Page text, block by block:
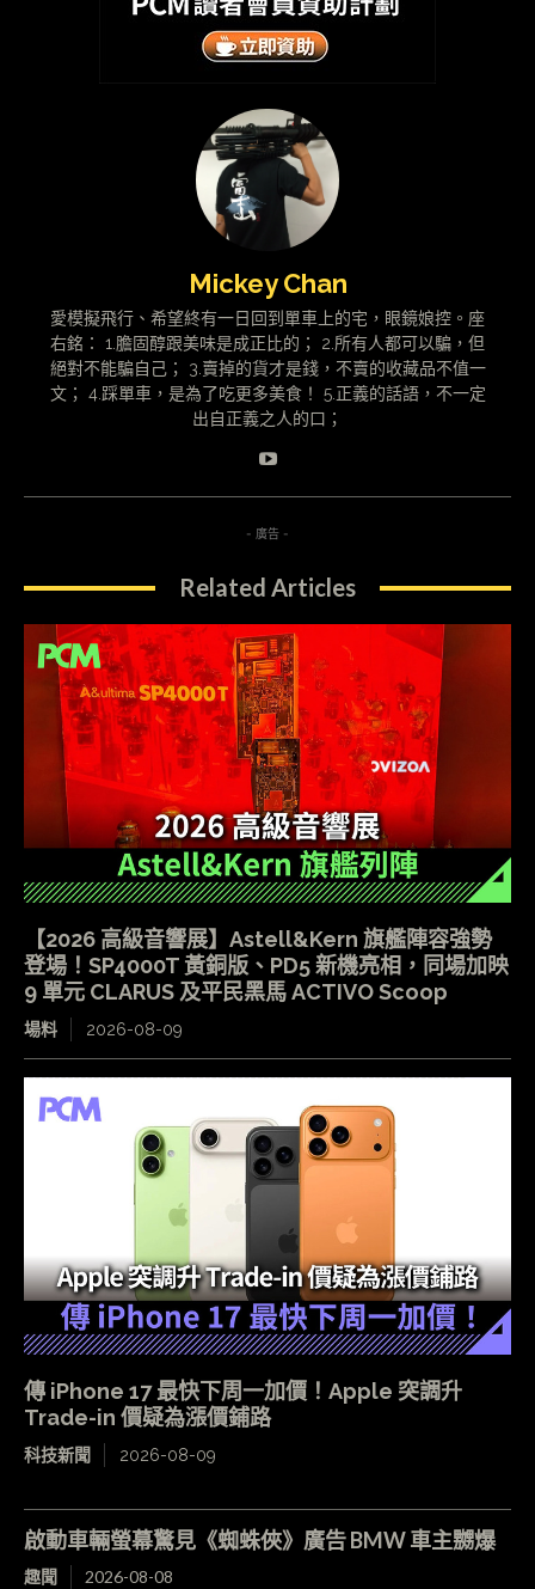
Mickey Chan
愛模擬飛行、希望終有一日回到單車上的宅，眼鏡娘控。座
右銘： 1.膽固醇跟美味是成正比的； 2.所有人都可以騙，但
絕對不能騙自己； 3.賣掉的貨才是錢，不賣的收藏品不值一
文； 4.踩單車，是為了吃更多美食！ 5.正義的話語，不一定
出自正義之人的口；
- 廣告 -
Related Articles
【2026 高級音響展】Astell&Kern 旗艦陣容強勢
登場！SP4000T 黃銅版、PD5 新機亮相，同場加映
9 單元 CLARUS 及平民黑馬 ACTIVO Scoop
場料 2026-08-09
傳 iPhone 17 最快下周一加價！Apple 突調升
Trade-in 價疑為漲價鋪路
科技新聞 2026-08-09
啟動車輛螢幕驚見《蜘蛛俠》廣告 BMW 車主嬲爆
趣聞 2026-08-08